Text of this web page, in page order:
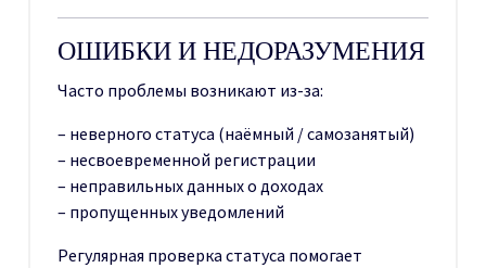
ОШИБКИ И НЕДОРАЗУМЕНИЯ
Часто проблемы возникают из-за:
– неверного статуса (наёмный / самозанятый)
– несвоевременной регистрации
– неправильных данных о доходах
– пропущенных уведомлений
Регулярная проверка статуса помогает